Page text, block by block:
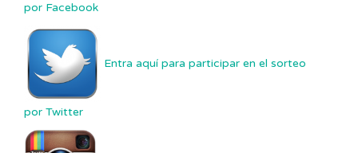
por Facebook
Entra aquí para participar en el sorteo
por Twitter